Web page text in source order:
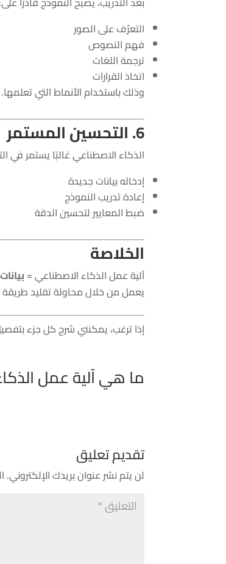
التعرّف على الصور
فهم النصوص
ترجمة اللغات
اتخاذ القرارات
وذلك باستخدام الأنماط التي تعلمها.
6. التحسين المستمر
الذكاء الاصطناعي غالبًا يستمر في
إدخاله بيانات جديدة
إعادة تدريب النموذج
ضبط المعايير لتحسين الدقة
الخلاصة
آلية عمل الذكاء الاصطناعي =
يعمل من خلال محاولة تقليد طريقة
إذا ترغب، يمكنني شرح كل جزء
ما هي آلية عمل
تقديم تعليق
لن يتم نشر عنوان بريدك الإلكتروني.